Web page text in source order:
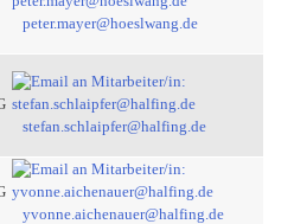
peter.mayer@hoeslwang.de
stefan.schlaipfer@halfing.de
yvonne.aichenauer@halfing.de